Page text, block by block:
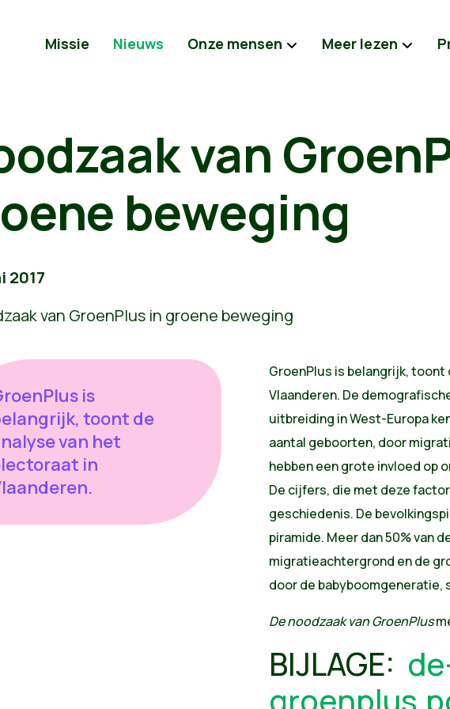
Missie Nieuws Onze mensen Meer lezen
van
beweging
2017
is
toont de
van het
in
GroenPlus is belangrijk,
Vlaanderen. De
uitbreiding in West-Europa
aantal geboorten, door
hebben een grote invloed op
De cijfers, die met deze
geschiedenis. De
piramide. Meer dan 50% van
migratieachtergrond en de
door de
De noodzaak van GroenPlus
BIJLAGE: